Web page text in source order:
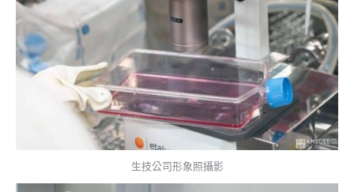
生技公司形象照攝影